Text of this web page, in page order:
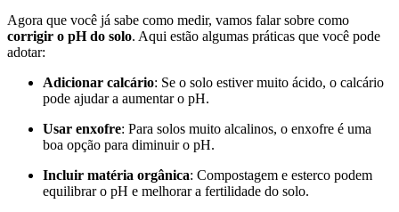
Agora que você já sabe como medir, vamos falar sobre como
corrigir o pH do solo. Aqui estão algumas práticas que você pode
adotar:
Adicionar calcário: Se o solo estiver muito ácido, o calcário
pode ajudar a aumentar o pH.
Usar enxofre: Para solos muito alcalinos, o enxofre é uma
boa opção para diminuir o pH.
Incluir matéria orgânica: Compostagem e esterco podem
equilibrar o pH e melhorar a fertilidade do solo.